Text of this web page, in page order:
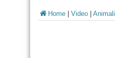
Home Video Animali